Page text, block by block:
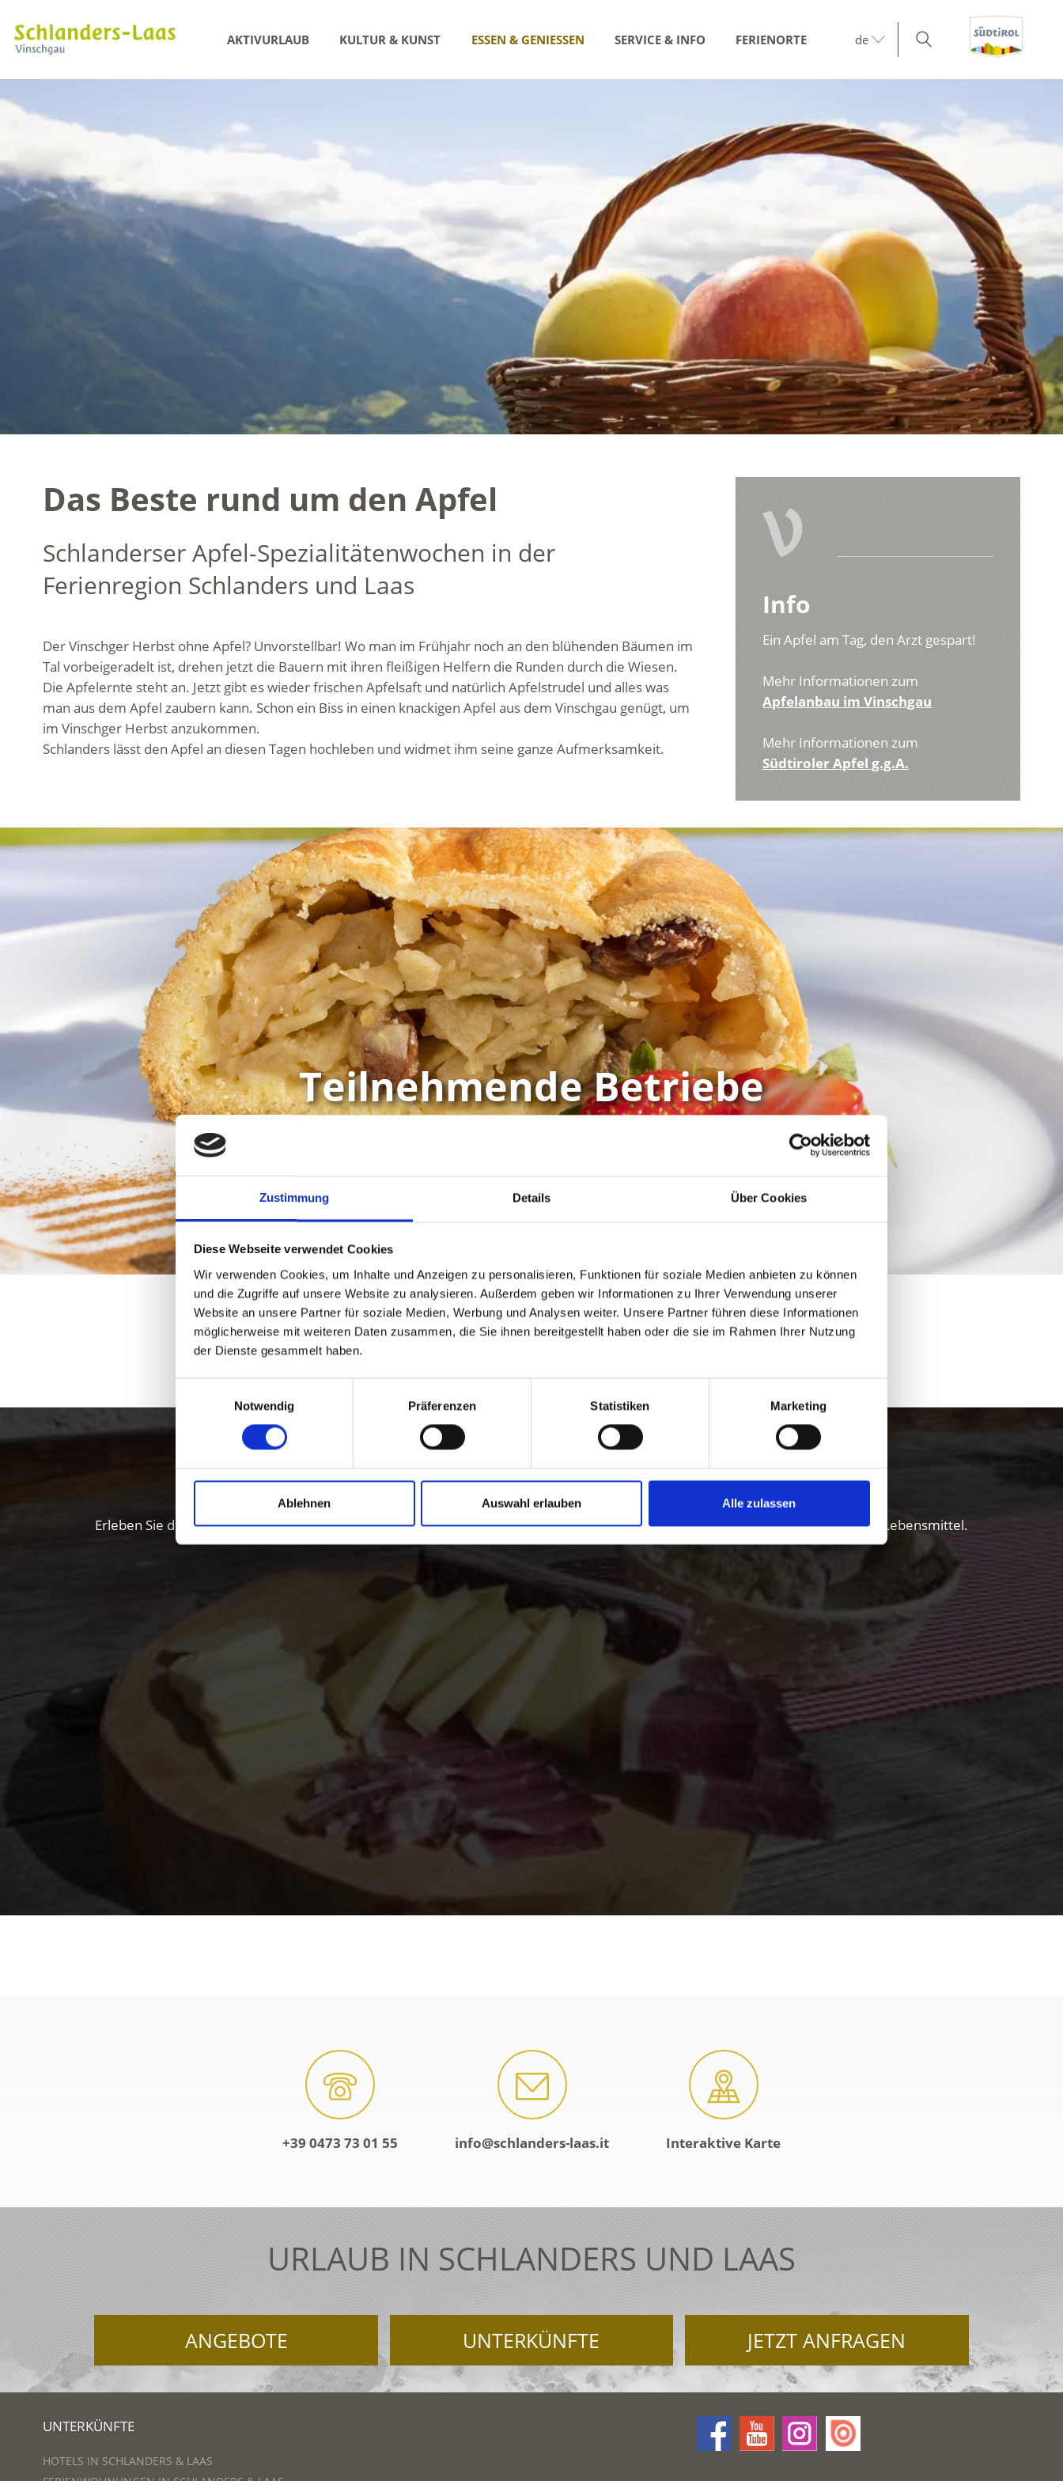
Zustimmung Details Über Cookies
Diese Webseite verwendet Cookies
Wir verwenden Cookies, um Inhalte und Anzeigen zu personalisieren, Funktionen für soziale Medien anbieten zu können
und die Zugriffe auf unsere Website zu analysieren. Außerdem geben wir Informationen zu Ihrer Verwendung unserer
Website an unsere Partner für soziale Medien, Werbung und Analysen weiter. Unsere Partner führen diese Informationen
möglicherweise mit weiteren Daten zusammen, die Sie ihnen bereitgestellt haben oder die sie im Rahmen Ihrer Nutzung
der Dienste gesammelt haben.
Notwendig
Präferenzen Statistiken Marketing
Ablehnen Auswahl erlauben Alle zulassen
AKTIVURLAUB KULTUR & KUNST ESSEN & GENIESSEN SERVICE & INFO FERIENORTE de
Das Beste rund um den Apfel
Schlanderser Apfel-Spezialitätenwochen in der
Ferienregion Schlanders und Laas
Der Vinschger Herbst ohne Apfel? Unvorstellbar! Wo man im Frühjahr noch an den blühenden Bäumen im
Tal vorbeigeradelt ist, drehen jetzt die Bauern mit ihren fleißigen Helfern die Runden durch die Wiesen.
Die Apfelernte steht an. Jetzt gibt es wieder frischen Apfelsaft und natürlich Apfelstrudel und alles was
man aus dem Apfel zaubern kann. Schon ein Biss in einen knackigen Apfel aus dem Vinschgau genügt, um
im Vinschger Herbst anzukommen.
Schlanders lässt den Apfel an diesen Tagen hochleben und widmet ihm seine ganze Aufmerksamkeit.
V
Info
Ein Apfel am Tag, den Arzt gespart!
Mehr Informationen zum
Apfelanbau im Vinschgau
Mehr Informationen zum
Südtiroler Apfel g.g.A.
Teilnehmende Betriebe
Mehr erfahren
Genuss im Vinschgau in Südtirol erleben
Erleben Sie die Fülle der lokalen Spezialitäten im Vinschgau in Südtirol, dem Tal der Feinschmecker und Genießer unverfälschter Lebensmittel.
+39 0473 73 01 55 info@schlanders-laas.it Interaktive Karte
URLAUB IN SCHLANDERS UND LAAS
ANGEBOTE UNTERKÜNFTE JETZT ANFRAGEN
UNTERKÜNFTE
HOTELS IN SCHLANDERS & LAAS